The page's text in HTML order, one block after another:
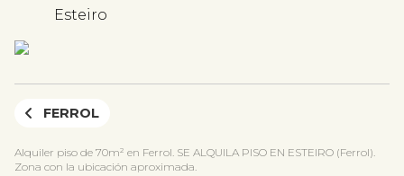
Esteiro
FERROL
Alquiler piso de 70m² en Ferrol. SE ALQUILA PISO EN ESTEIRO (Ferrol).
Zona con la ubicación aproximada.